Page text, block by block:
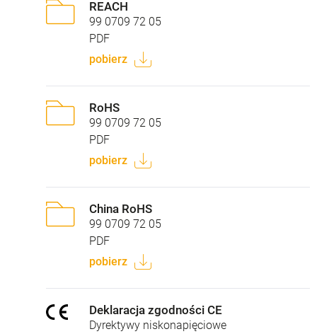
REACH
99 0709 72 05
PDF
pobierz
RoHS
99 0709 72 05
PDF
pobierz
China RoHS
99 0709 72 05
PDF
pobierz
Deklaracja zgodności CE
Dyrektywy niskonapięciowe